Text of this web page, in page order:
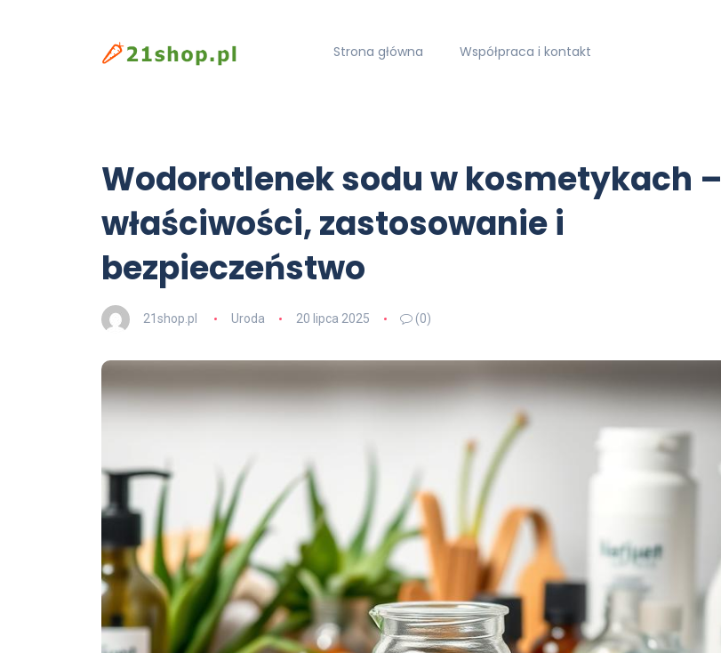
Strona główna Współpraca i kontakt
Wodorotlenek sodu w kosmetykach –
właściwości, zastosowanie i
bezpieczeństwo
21shop.pl Uroda 20 lipca 2025 (0)